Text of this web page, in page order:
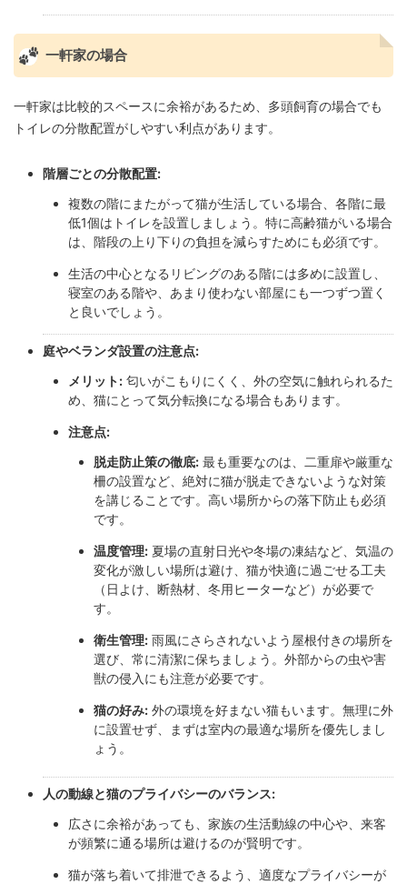
一軒家の場合
一軒家は比較的スペースに余裕があるため、多頭飼育の場合でも
トイレの分散配置がしやすい利点があります。
階層ごとの分散配置:
複数の階にまたがって猫が生活している場合、各階に最
低1個はトイレを設置しましょう。特に高齢猫がいる場合
は、階段の上り下りの負担を減らすためにも必須です。
生活の中心となるリビングのある階には多めに設置し、
寝室のある階や、あまり使わない部屋にも一つずつ置く
と良いでしょう。
庭やベランダ設置の注意点:
メリット: 匂いがこもりにくく、外の空気に触れられるた
め、猫にとって気分転換になる場合もあります。
注意点:
脱走防止策の徹底: 最も重要なのは、二重扉や厳重な
柵の設置など、絶対に猫が脱走できないような対策
を講じることです。高い場所からの落下防止も必須
です。
温度管理: 夏場の直射日光や冬場の凍結など、気温の
変化が激しい場所は避け、猫が快適に過ごせる工夫
（日よけ、断熱材、冬用ヒーターなど）が必要で
す。
衛生管理: 雨風にさらされないよう屋根付きの場所を
選び、常に清潔に保ちましょう。外部からの虫や害
獣の侵入にも注意が必要です。
猫の好み: 外の環境を好まない猫もいます。無理に外
に設置せず、まずは室内の最適な場所を優先しまし
ょう。
人の動線と猫のプライバシーのバランス:
広さに余裕があっても、家族の生活動線の中心や、来客
が頻繁に通る場所は避けるのが賢明です。
猫が落ち着いて排泄できるよう、適度なプライバシーが